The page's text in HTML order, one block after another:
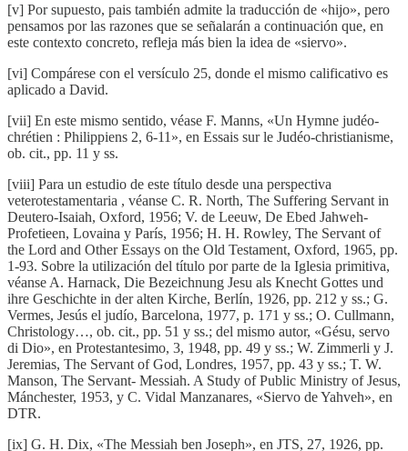
[v] Por supuesto, pais también admite la traducción de «hijo», pero
pensamos por las razones que se señalarán a continuación que, en
este contexto concreto, refleja más bien la idea de «siervo».
[vi] Compárese con el versículo 25, donde el mismo calificativo es
aplicado a David.
[vii] En este mismo sentido, véase F. Manns, «Un Hymne judéo-
chrétien : Philippiens 2, 6-11», en Essais sur le Judéo-christianisme,
ob. cit., pp. 11 y ss.
[viii] Para un estudio de este título desde una perspectiva
veterotestamentaria , véanse C. R. North, The Suffering Servant in
Deutero-Isaiah, Oxford, 1956; V. de Leeuw, De Ebed Jahweh-
Profetieen, Lovaina y París, 1956; H. H. Rowley, The Servant of
the Lord and Other Essays on the Old Testament, Oxford, 1965, pp.
1-93. Sobre la utilización del título por parte de la Iglesia primitiva,
véanse A. Harnack, Die Bezeichnung Jesu als Knecht Gottes und
ihre Geschichte in der alten Kirche, Berlín, 1926, pp. 212 y ss.; G.
Vermes, Jesús el judío, Barcelona, 1977, p. 171 y ss.; O. Cullmann,
Christology…, ob. cit., pp. 51 y ss.; del mismo autor, «Gésu, servo
di Dio», en Protestantesimo, 3, 1948, pp. 49 y ss.; W. Zimmerli y J.
Jeremias, The Servant of God, Londres, 1957, pp. 43 y ss.; T. W.
Manson, The Servant- Messiah. A Study of Public Ministry of Jesus,
Mánchester, 1953, y C. Vidal Manzanares, «Siervo de Yahveh», en
DTR.
[ix] G. H. Dix, «The Messiah ben Joseph», en JTS, 27, 1926, pp.